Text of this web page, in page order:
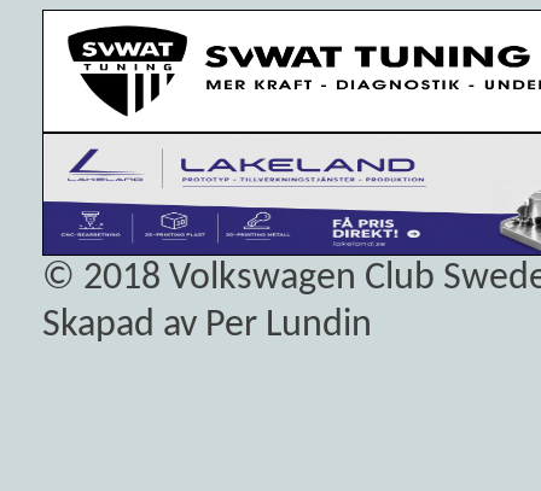
© 2018 Volkswagen Club
Skapad av Per Lundin